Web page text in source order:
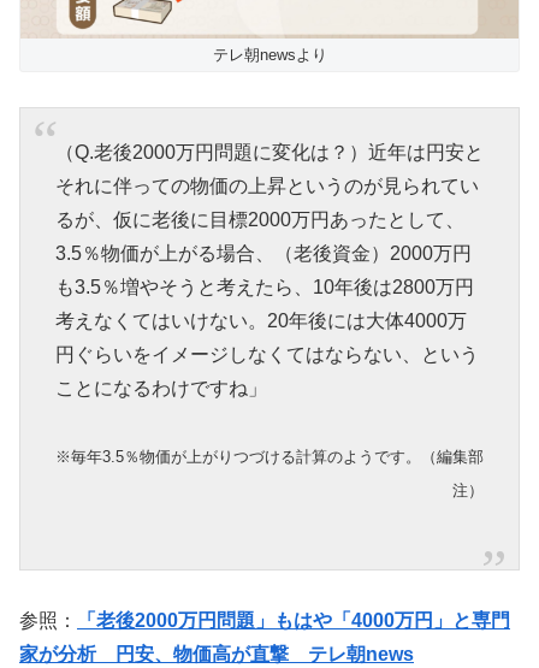
テレ朝newsより
（Q.老後2000万円問題に変化は？）近年は円安と
それに伴っての物価の上昇というのが見られてい
るが、仮に老後に目標2000万円あったとして、
3.5％物価が上がる場合、（老後資金）2000万円
も3.5％増やそうと考えたら、10年後は2800万円
考えなくてはいけない。20年後には大体4000万
円ぐらいをイメージしなくてはならない、という
ことになるわけですね」
※毎年3.5％物価が上がりつづける計算のようです。（編集部
注）
参照：
「老後2000万円問題」もはや「4000万円」と専門
家が分析 円安、物価高が直撃 テレ朝news